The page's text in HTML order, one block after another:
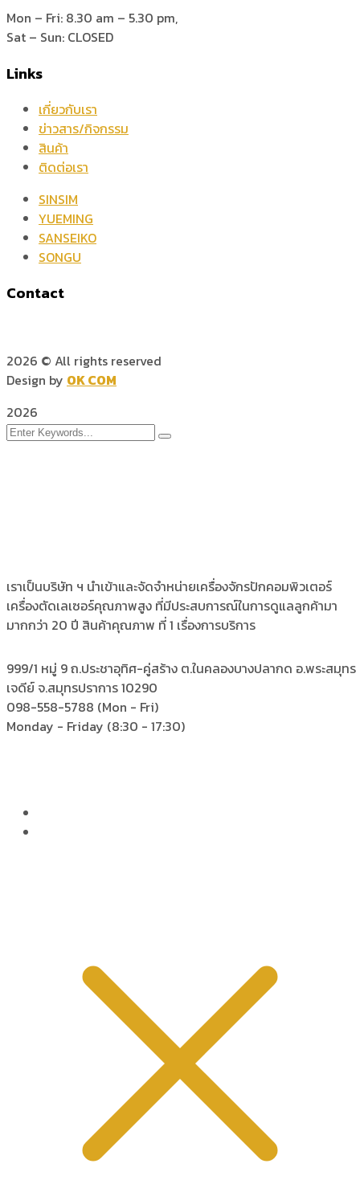
Mon – Fri: 8.30 am – 5.30 pm,
Sat – Sun: CLOSED
Links
เกี่ยวกับเรา
ข่าวสาร/กิจกรรม
สินค้า
ติดต่อเรา
SINSIM
YUEMING
SANSEIKO
SONGU
Contact
2026 © All rights reserved
Design by OK COM
2026
เราเป็นบริษัท ฯ นำเข้าและจัดจำหน่ายเครื่องจักรปักคอมพิวเตอร์
เครื่องตัดเลเซอร์คุณภาพสูง ที่มีประสบการณ์ในการดูแลลูกค้ามา
มากกว่า 20 ปี สินค้าคุณภาพ ที่ 1 เรื่องการบริการ
999/1 หมู่ 9 ถ.ประชาอุทิศ-คู่สร้าง ต.ในคลองบางปลากด อ.พระสมุทร
เจดีย์ จ.สมุทรปราการ 10290
098-558-5788 (Mon - Fri)
Monday - Friday (8:30 - 17:30)